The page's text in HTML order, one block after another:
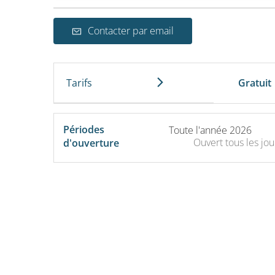
Contacter par email
Tarifs Gratuit
Périodes
d'ouverture
Toute l'année 2026
Ouverttous les